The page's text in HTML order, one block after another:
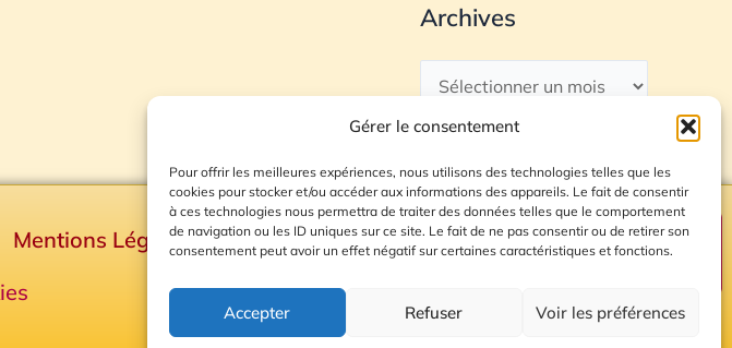
Gérer le consentement
Pour offrir les meilleures expériences, nous utilisons des technologies telles que les
cookies pour stocker et/ou accéder aux informations des appareils. Le fait de consentir
à ces technologies nous permettra de traiter des données telles que le comportement
de navigation ou les ID uniques sur ce site. Le fait de ne pas consentir ou de retirer son
consentement peut avoir un effet négatif sur certaines caractéristiques et fonctions.
Accepter Refuser Voir les préférences
Archives
Mentions Légales
Plan du site